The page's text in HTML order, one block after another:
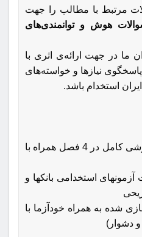
مرتبط با مطالب را جهت
هوش و توانمندی‌های
ما در جهت ارائه‌ی اثری با
نیازها و خواسته‌های
استخدام باشد.
درسنامه تشریحی - آموزشی کامل در 4 فصل همراه با
استخدامی بانکها و
شده به همراه خودآزما با
دشوار)